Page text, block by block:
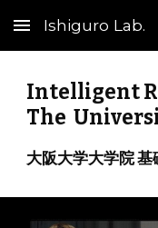
Skip to main content
Ishiguro Lab.
Intelligent
The
大阪大学大学院